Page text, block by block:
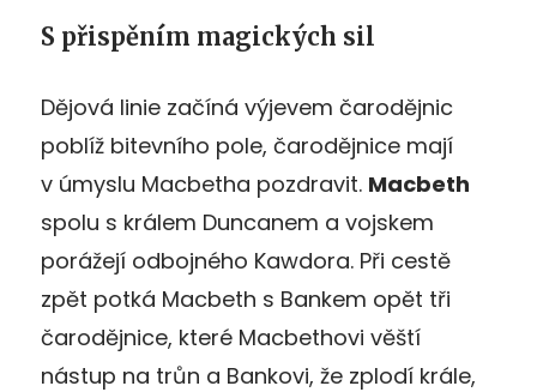
S přispěním magických sil
Dějová linie začíná výjevem čarodějnic
poblíž bitevního pole, čarodějnice mají
v úmyslu Macbetha pozdravit. Macbeth
spolu s králem Duncanem a vojskem
porážejí odbojného Kawdora. Při cestě
zpět potká Macbeth s Bankem opět tři
čarodějnice, které Macbethovi věští
nástup na trůn a Bankovi, že zplodí krále,